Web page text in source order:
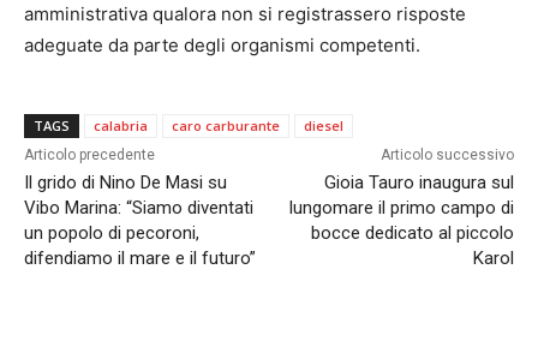
amministrativa qualora non si registrassero risposte
adeguate da parte degli organismi competenti.
TAGS calabria caro carburante diesel
Articolo precedente
Il grido di Nino De Masi su
Vibo Marina: “Siamo diventati
un popolo di pecoroni,
difendiamo il mare e il futuro”
Articolo successivo
Gioia Tauro inaugura sul
lungomare il primo campo di
bocce dedicato al piccolo
Karol